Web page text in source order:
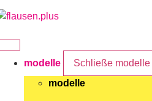
Zum
modelle
Schließe modelle
modelle